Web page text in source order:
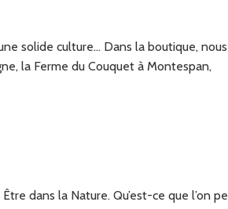
solide culture… Dans la boutique, nous
la Ferme du Couquet à Montespan,
dans la Nature. Qu’est-ce que l’on